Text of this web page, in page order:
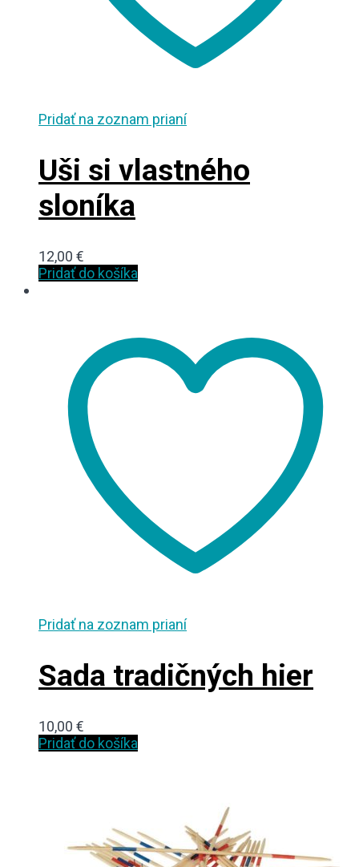
Pridať na zoznam prianí
Uši si vlastného
sloníka
12,00 €
Pridať do košíka
Pridať na zoznam prianí
Sada tradičných hier
10,00 €
Pridať do košíka